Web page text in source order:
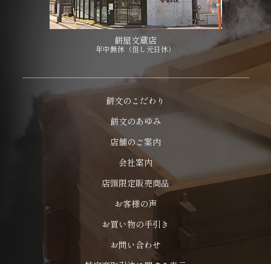
餅屋文蔵店
年中無休（但し元日休）
餅文のこだわり
餅文のあゆみ
店舗のご案内
会社案内
店頭限定販売商品
お客様の声
お買い物の手引き
お問い合わせ